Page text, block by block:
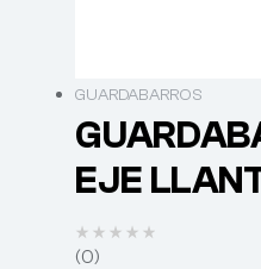
GUARDABARROS
EJE
(0)